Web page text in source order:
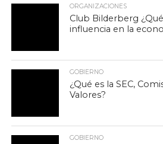
ORGANIZACIONES
Club Bilderberg
influencia en la
GOBIERNO
¿Qué es la SEC,
Valores?
GOBIERNO